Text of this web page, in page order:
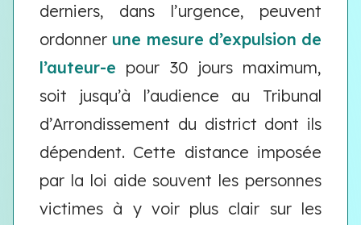
derniers, dans l’urgence, peuvent
ordonner une mesure d’expulsion de
l’auteur-e pour 30 jours maximum,
soit jusqu’à l’audience au Tribunal
d’Arrondissement du district dont ils
dépendent. Cette distance imposée
par la loi aide souvent les personnes
victimes à y voir plus clair sur les